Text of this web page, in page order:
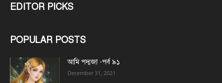
EDITOR PICKS
POPULAR POSTS
আমি পদ্মজা -পর্ব ৯১
December 31, 2021